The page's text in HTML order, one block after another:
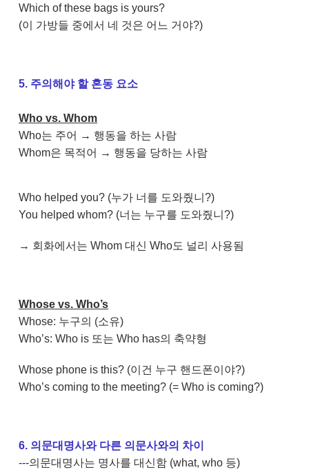
Which of these bags is yours?
(이 가방들 중에서 네 것은 어느 거야?)
5. 주의해야 할 혼동 요소
Who vs. Whom
Who는 주어 → 행동을 하는 사람
Whom은 목적어 → 행동을 당하는 사람
Who helped you? (누가 너를 도와줬니?)
You helped whom? (너는 누구를 도와줬니?)
→ 회화에서는 Whom 대신 Who도 널리 사용됨
Whose vs. Who’s
Whose: 누구의 (소유)
Who’s: Who is 또는 Who has의 축약형
Whose phone is this? (이건 누구 핸드폰이야?)
Who’s coming to the meeting? (= Who is coming?)
6. 의문대명사와 다른 의문사와의 차이
---의문대명사는 명사를 대신함 (what, who 등)